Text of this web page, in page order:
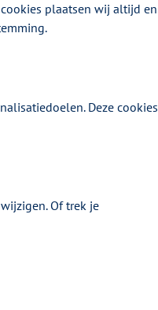
gevoel altijd
plaatsen wij altijd en
Deze cookies
Of trek je